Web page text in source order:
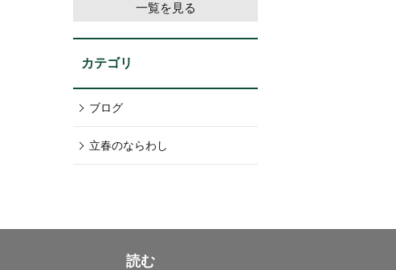
一覧を見る
カテゴリ
ブログ
立春のならわし
読む